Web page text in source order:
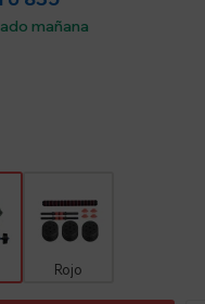
mañana
Rojo